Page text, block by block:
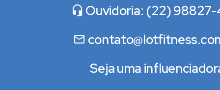
Ouvidoria: (22) 98827-
Seja uma